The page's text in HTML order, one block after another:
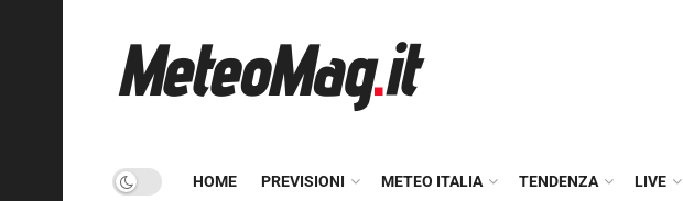
HOME PREVISIONI METEO ITALIA TENDENZA LIVE